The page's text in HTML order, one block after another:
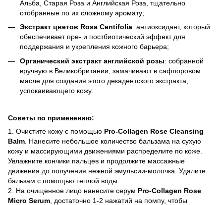
Альба, Старая Роза и Английская Роза, тщательно
отобранные по их сложному аромату;
Экстракт цветов Rosa Centifolia: антиоксидант, который
обеспечивает пре- и постбиотический эффект для
поддержания и укрепления кожного барьера;
Органический экстракт английской розы: собранной
вручную в Великобритании, замачивают в сафлоровом
масле для создания этого декадентского экстракта,
успокаивающего кожу.
Советы по применению:
1. Очистите кожу с помощью Pro-Collagen Rose Cleansing
Balm . Нанесите небольшое количество бальзама на сухую
кожу и массирующими движениями распределите по коже.
Увлажните кончики пальцев и продолжите массажные
движения до получения нежной эмульсии-молочка. Удалите
бальзам с помощью теплой воды.
2. На очищенное лицо нанесите серум Pro-Collagen Rose
Micro Serum , достаточно 1-2 нажатий на помпу, чтобы